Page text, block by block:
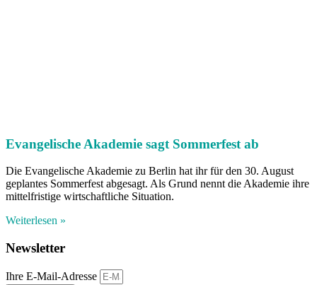
Evangelische Akademie sagt Sommerfest ab
Die Evangelische Akademie zu Berlin hat ihr für den 30. August
geplantes Sommerfest abgesagt. Als Grund nennt die Akademie ihre
mittelfristige wirtschaftliche Situation.
Weiterlesen »
Newsletter
Ihre E-Mail-Adresse